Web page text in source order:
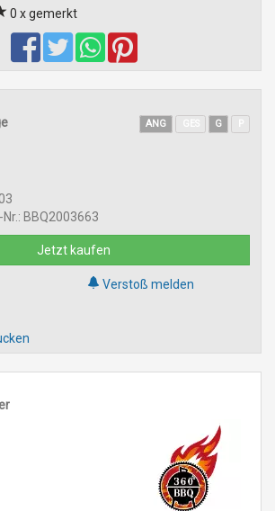
0 x gemerkt
ANG G
BBQ2003663
Jetzt kaufen
Verstoß melden